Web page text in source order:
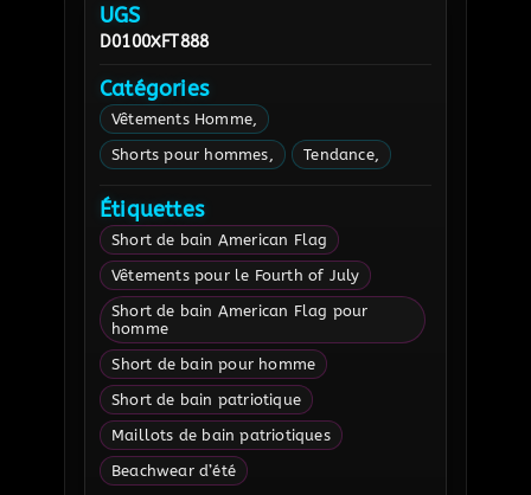
UGS
D0100XFT888
Catégories
Vêtements Homme
Shorts pour hommes
Tendance
Étiquettes
Short de bain American Flag
Vêtements pour le Fourth of July
Short de bain American Flag pour
homme
Short de bain pour homme
Short de bain patriotique
Maillots de bain patriotiques
Beachwear d’été